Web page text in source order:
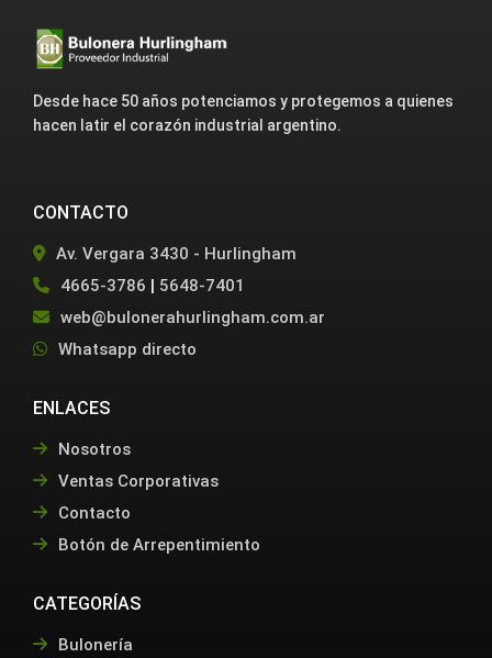
Desde hace 50 años potenciamos y protegemos a quienes
hacen latir el corazón industrial argentino.
CONTACTO
Av. Vergara 3430 - Hurlingham
4665-3786 | 5648-7401
web@bulonerahurlingham.com.ar
Whatsapp directo
ENLACES
Nosotros
Ventas Corporativas
Contacto
Botón de Arrepentimiento
CATEGORÍAS
Bulonería